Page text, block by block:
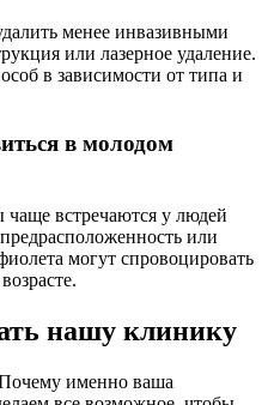
менее инвазивными
или лазерное удаление.
в зависимости от типа и
в молодом
чаще встречаются у людей
или
могут спровоцировать
нашу клинику
именно ваша